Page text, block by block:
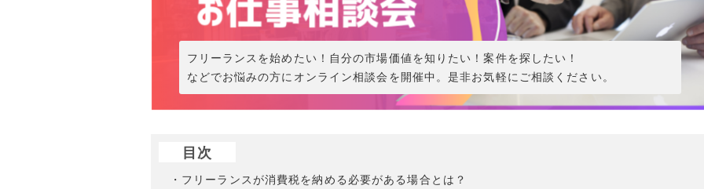
フリーランスを始めたい！自分の市場価値を知りたい！案件を探したい！
などでお悩みの方にオンライン相談会を開催中。是非お気軽にご相談ください。
目次
・フリーランスが消費税を納める必要がある場合とは？